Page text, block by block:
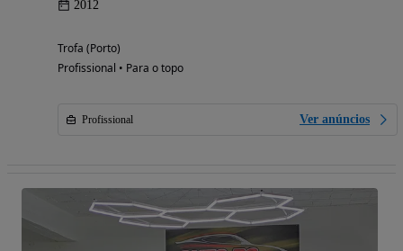
2012
Trofa (Porto)
Profissional • Para o topo
Profissional Ver anúncios